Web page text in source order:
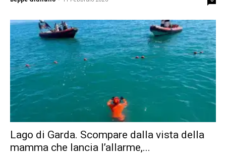
Lago di Garda. Scompare dalla vista della
mamma che lancia l’allarme,...